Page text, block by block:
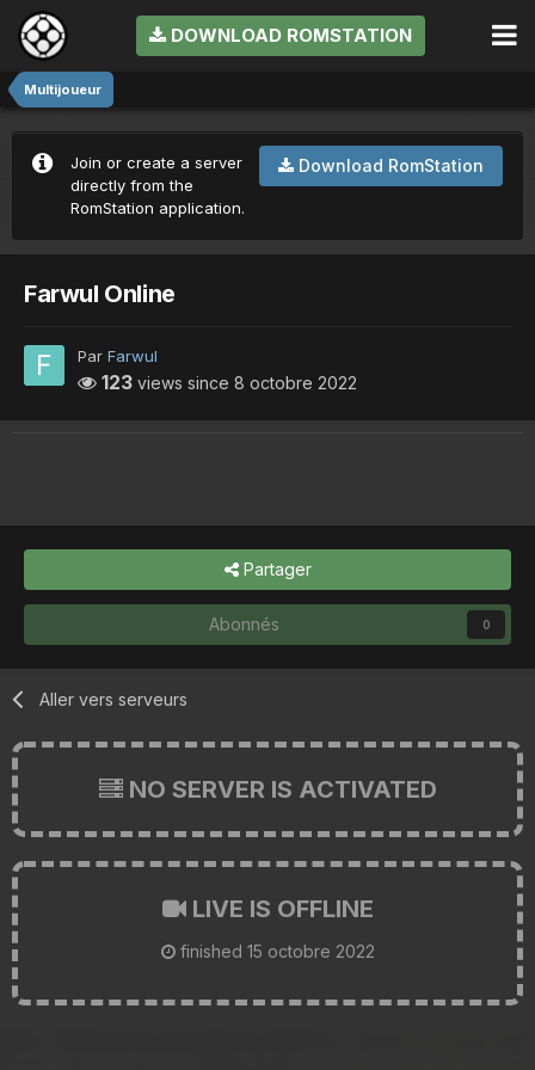
DOWNLOAD ROMSTATION
Multijoueur
Download RomStation
Join or create a server
directly from the
RomStation application.
Farwul Online
Par Farwul
123 views since 8 octobre 2022
Partager
Abonnés 0
Aller vers serveurs
NO SERVER IS ACTIVATED
LIVE IS OFFLINE
finished 15 octobre 2022